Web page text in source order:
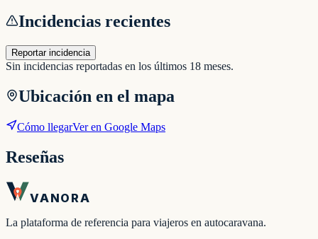
Incidencias recientes
Reportar incidencia
Sin incidencias reportadas en los últimos 18 meses.
Ubicación en el mapa
Cómo llegarVer en Google Maps
Reseñas
VANORA
La plataforma de referencia para viajeros en autocaravana.